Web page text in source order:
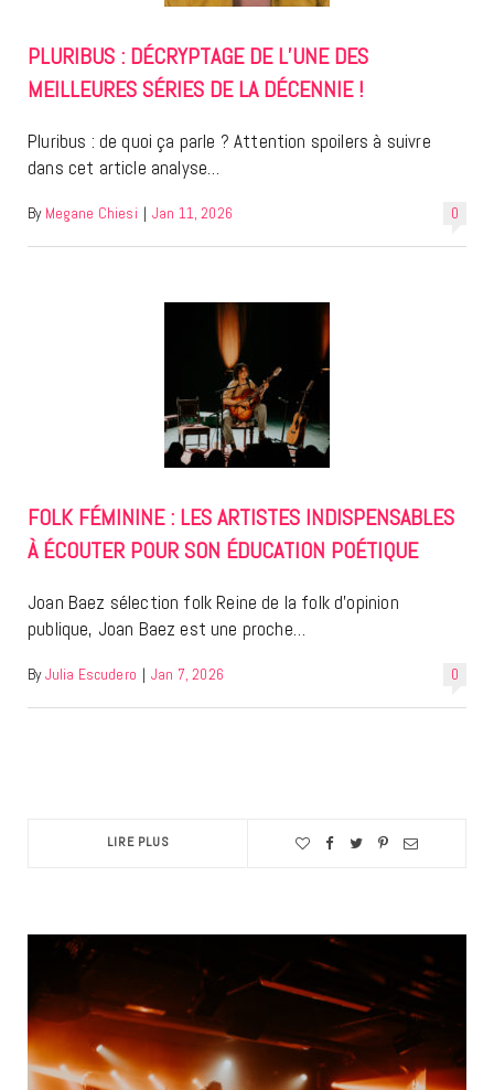
PLURIBUS : DÉCRYPTAGE DE L’UNE DES
MEILLEURES SÉRIES DE LA DÉCENNIE !
Pluribus : de quoi ça parle ? Attention spoilers à suivre
dans cet article analyse…
0
By Megane Chiesi | Jan 11, 2026
FOLK FÉMININE : LES ARTISTES INDISPENSABLES
À ÉCOUTER POUR SON ÉDUCATION POÉTIQUE
Joan Baez sélection folk Reine de la folk d’opinion
publique, Joan Baez est une proche…
0
By Julia Escudero | Jan 7, 2026
LIRE PLUS